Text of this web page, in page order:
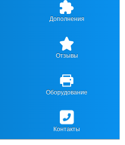
Дополнения
Отзывы
Оборудование
Контакты